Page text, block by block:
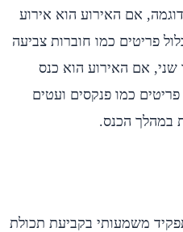
אם האירוע הוא אירוע
פריטים כמו חוברות צביעה
שני, אם האירוע הוא כנס
כמו פנקסים ועטים
במהלך הכנס.
משמעותי בקביעת תכולת